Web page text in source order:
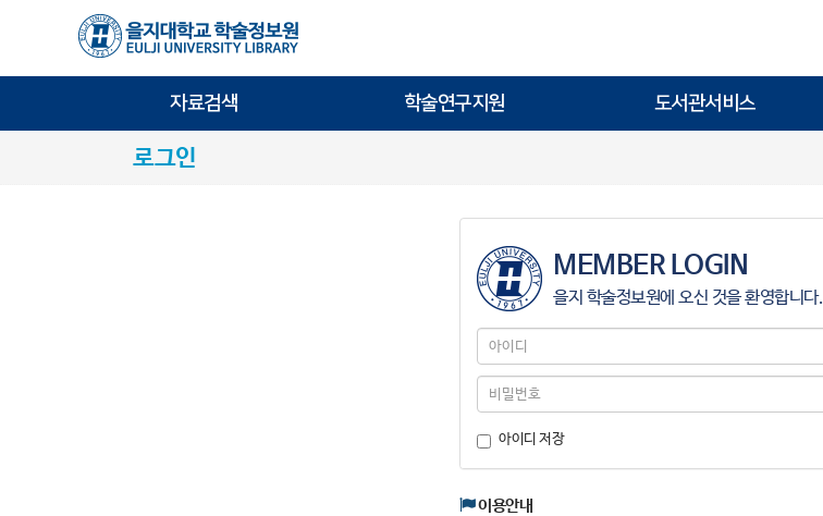
자료검색 학술연구지원 도서관서비스
로그인
MEMBER LOGIN
을지 학술정보원에 오신 것을 환영합니다.
아
디
비
호
아이디 저장
이용안내